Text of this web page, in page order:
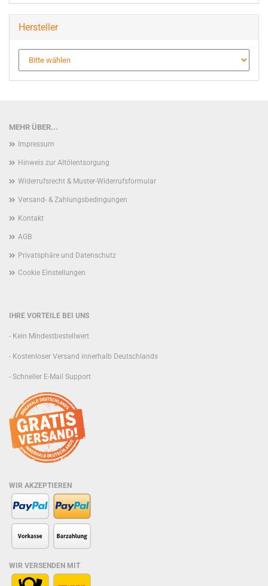
Hersteller
MEHR ÜBER...
Impressum
Hinweis zur Altölentsorgung
Widerrufsrecht & Muster-Widerrufsformular
Versand- & Zahlungsbedingungen
Kontakt
AGB
Privatsphäre und Datenschutz
Cookie Einstellungen
IHRE VORTEILE BEI UNS
- Kein Mindestbestellwert
- Kostenloser Versand innerhalb Deutschlands
- Schneller E-Mail Support
WIR AKZEPTIEREN
WIR VERSENDEN MIT